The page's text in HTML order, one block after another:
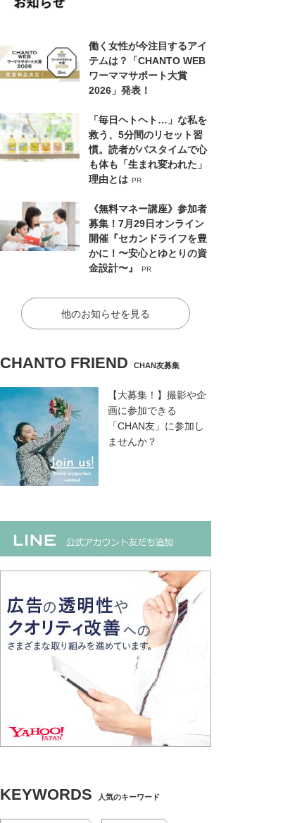
働く女性が今注目するアイ
テムは？「CHANTO WEB
ワーママサポート大賞
2026」発表！
「毎日ヘトヘト…」な私を
救う、5分間のリセット習
慣。読者がバスタイムで心
も体も「生まれ変われた」
理由とは PR
《無料マネー講座》参加者
募集！7月29日オンライン
開催『セカンドライフを豊
かに！〜安心とゆとりの資
金設計〜』
PR
他のお知らせを見る
CHANTO FRIEND CHAN友募集
【大募集！】撮影や企
画に参加できる
「CHAN友」に参加し
ませんか？
KEYWORDS 人気のキーワード